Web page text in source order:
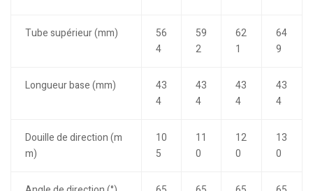
Tube supérieur (mm)
56
4
59
2
62
1
64
9
Longueur base (mm)
43
4
43
4
43
4
43
4
Douille de direction (m
m)
10
5
11
0
12
0
13
0